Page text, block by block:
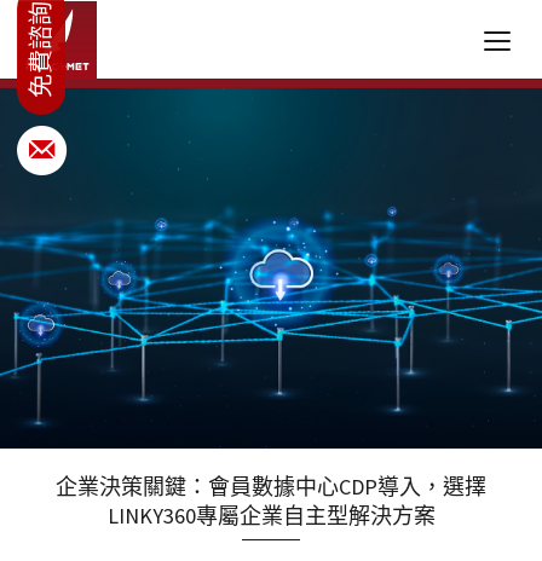
企業決策關鍵：會員數據中心CDP導入，選擇
LINKY360專屬企業自主型解決方案